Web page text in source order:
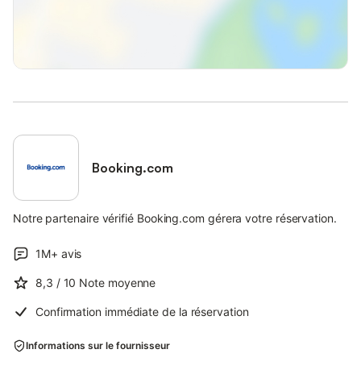
Booking.com
Notre partenaire vérifié Booking.com gérera votre réservation.
1M+ avis
8,3 / 10 Note moyenne
Confirmation immédiate de la réservation
Informations sur le fournisseur